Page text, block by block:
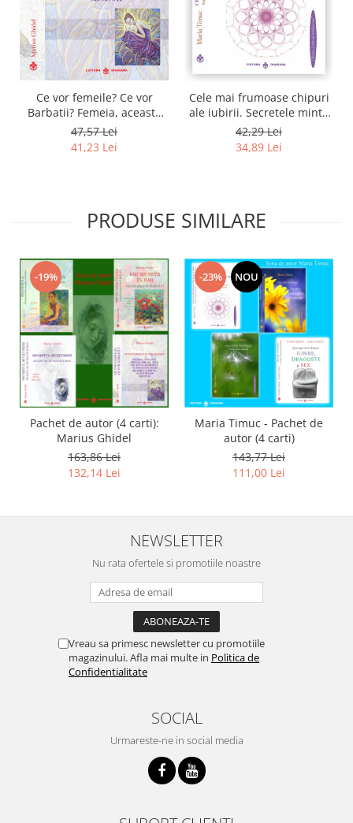
Ce vor femeile? Ce vor
Barbatii? Femeia, aceasta
zeita care ma tine de mana.
Barbatul acesta este doar
de iubit . Copilul, acest
47,57 Lei
41,23 Lei
Cele mai frumoase chipuri
ale iubirii. Secretele mintii
omenesti in opera marelui
initiat, Rumi
42,29 Lei
34,89 Lei
PRODUSE SIMILARE
-19%
Pachet de autor (4 carti):
Marius Ghidel
163,86 Lei
132,14 Lei
-23% NOU
Maria Timuc - Pachet de
autor (4 carti)
143,77 Lei
111,00 Lei
NEWSLETTER
Nu rata ofertele si promotiile noastre
Vreau sa primesc newsletter cu promotiile
magazinului. Afla mai multe in Politica de
Confidentialitate
SOCIAL
Urmareste-ne in social media